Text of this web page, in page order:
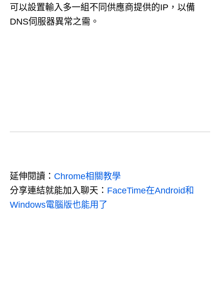
可以設置輸入多一組不同供應商提供的IP，以備
DNS伺服器異常之需。
延伸閱讀： Chrome相關教學
分享連結就能加入聊天： FaceTime在Android和
Windows電腦版也能用了